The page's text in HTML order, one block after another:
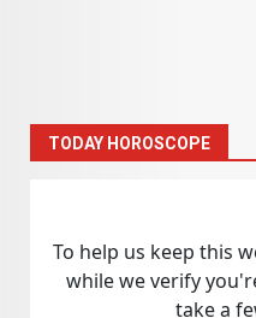
TODAY HOROSCOPE